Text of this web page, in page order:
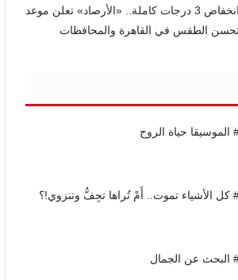
انخفاض 3 درجات كاملة.. «الأرصاد» تعلن موعد
الطقس في القاهرة والمحافظات
الموسيقا حياة الروح
كل الأشياء تموت.. أَمْ تُراها تجِفُّ وتنزوي!؟
البحث عن الجمال